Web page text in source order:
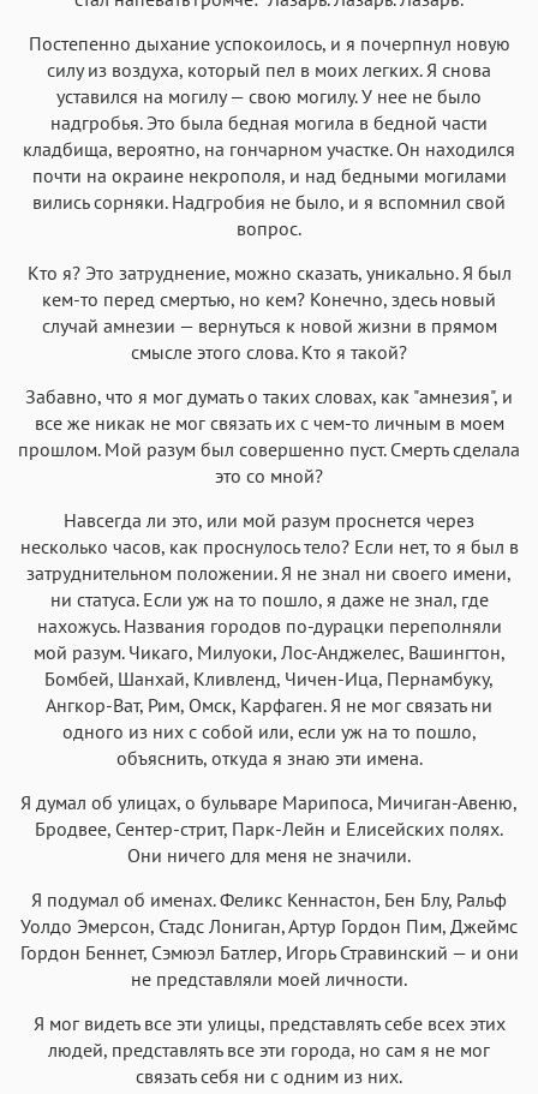
Постепенно дыхание успокоилось, и я почерпнул новую
силу из воздуха, который пел в моих легких. Я снова
уставился на могилу — свою могилу. У нее не было
надгробья. Это была бедная могила в бедной части
кладбища, вероятно, на гончарном участке. Он находился
почти на окраине некрополя, и над бедными могилами
вились сорняки. Надгробия не было, и я вспомнил свой
вопрос.
Кто я? Это затруднение, можно сказать, уникально. Я был
кем-то перед смертью, но кем? Конечно, здесь новый
случай амнезии — вернуться к новой жизни в прямом
смысле этого слова. Кто я такой?
Забавно, что я мог думать о таких словах, как "амнезия", и
все же никак не мог связать их с чем-то личным в моем
прошлом. Мой разум был совершенно пуст. Смерть сделала
это со мной?
Навсегда ли это, или мой разум проснется через
несколько часов, как проснулось тело? Если нет, то я был в
затруднительном положении. Я не знал ни своего имени,
ни статуса. Если уж на то пошло, я даже не знал, где
нахожусь. Названия городов по-дурацки переполняли
мой разум. Чикаго, Милуоки, Лос-Анджелес, Вашингтон,
Бомбей, Шанхай, Кливленд, Чичен-Ица, Пернамбуку,
Ангкор-Ват, Рим, Омск, Карфаген. Я не мог связать ни
одного из них с собой или, если уж на то пошло,
объяснить, откуда я знаю эти имена.
Я думал об улицах, о бульваре Марипоса, Мичиган-Авеню,
Бродвее, Сентер-стрит, Парк-Лейн и Елисейских полях.
Они ничего для меня не значили.
Я подумал об именах. Феликс Кеннастон, Бен Блу, Ральф
Уолдо Эмерсон, Стадс Лониган, Артур Гордон Пим, Джеймс
Гордон Беннет, Сэмюэл Батлер, Игорь Стравинский — и они
не представляли моей личности.
Я мог видеть все эти улицы, представлять себе всех этих
людей, представлять все эти города, но сам я не мог
связать себя ни с одним из них.